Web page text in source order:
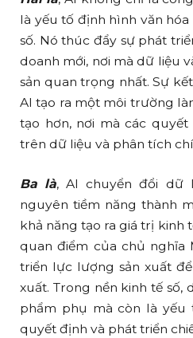
là yếu tố định hình văn
số. Nó thúc đẩy sự phát
doanh mới, nơi mà dữ liệu
sản quan trọng nhất. Sự
AI tạo ra một môi trường
tạo hơn, nơi mà các
trên dữ liệu và phân tích
Ba là, AI chuyển đổi dữ
nguyên tiềm năng thành
khả năng tạo ra giá trị kinh
quan điểm của chủ nghĩa
triển lực lượng sản xuất
xuất. Trong nền kinh tế số,
phẩm phụ mà còn là yếu
quyết định và phát triển